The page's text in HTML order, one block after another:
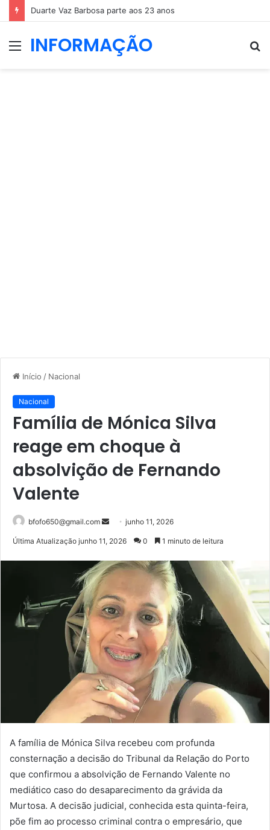
Duarte Vaz Barbosa parte aos 23 anos
MenuINFORMAÇÃO
Início / Nacional
Nacional
Família de Mónica Silva
reage em choque à
absolvição de Fernando
Valente
bfofo650@gmail.com
Mande
mail
junho 11, 2026
Última Atualização junho 11, 2026 0 1 minuto de leitura
A família de Mónica Silva recebeu com profunda
consternação a decisão do Tribunal da Relação do Porto
que confirmou a absolvição de Fernando Valente no
mediático caso do desaparecimento da grávida da
Murtosa. A decisão judicial, conhecida esta quinta-feira,
põe fim ao processo criminal contra o empresário, que